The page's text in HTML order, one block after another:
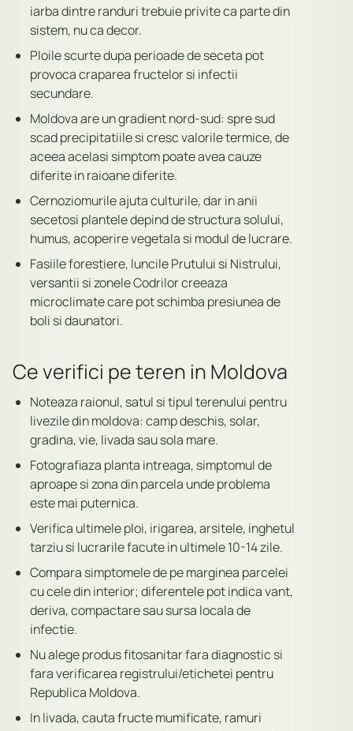
iarba dintre randuri trebuie privite ca parte din
sistem, nu ca decor.
Ploile scurte dupa perioade de seceta pot
provoca craparea fructelor si infectii
secundare.
Moldova are un gradient nord-sud: spre sud
scad precipitatiile si cresc valorile termice, de
aceea acelasi simptom poate avea cauze
diferite in raioane diferite.
Cernoziomurile ajuta culturile, dar in anii
secetosi plantele depind de structura solului,
humus, acoperire vegetala si modul de lucrare.
Fasiile forestiere, luncile Prutului si Nistrului,
versantii si zonele Codrilor creeaza
microclimate care pot schimba presiunea de
boli si daunatori.
Ce verifici pe teren in Moldova
Noteaza raionul, satul si tipul terenului pentru
livezile din moldova: camp deschis, solar,
gradina, vie, livada sau sola mare.
Fotografiaza planta intreaga, simptomul de
aproape si zona din parcela unde problema
este mai puternica.
Verifica ultimele ploi, irigarea, arsitele, inghetul
tarziu si lucrarile facute in ultimele 10-14 zile.
Compara simptomele de pe marginea parcelei
cu cele din interior; diferentele pot indica vant,
deriva, compactare sau sursa locala de
infectie.
Nu alege produs fitosanitar fara diagnostic si
fara verificarea registrului/etichetei pentru
Republica Moldova.
In livada, cauta fructe mumificate, ramuri